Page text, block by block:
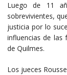
Luego de 11
sobrevivientes,
justicia por lo
influencias de las
de Quilmes.
Los jueces